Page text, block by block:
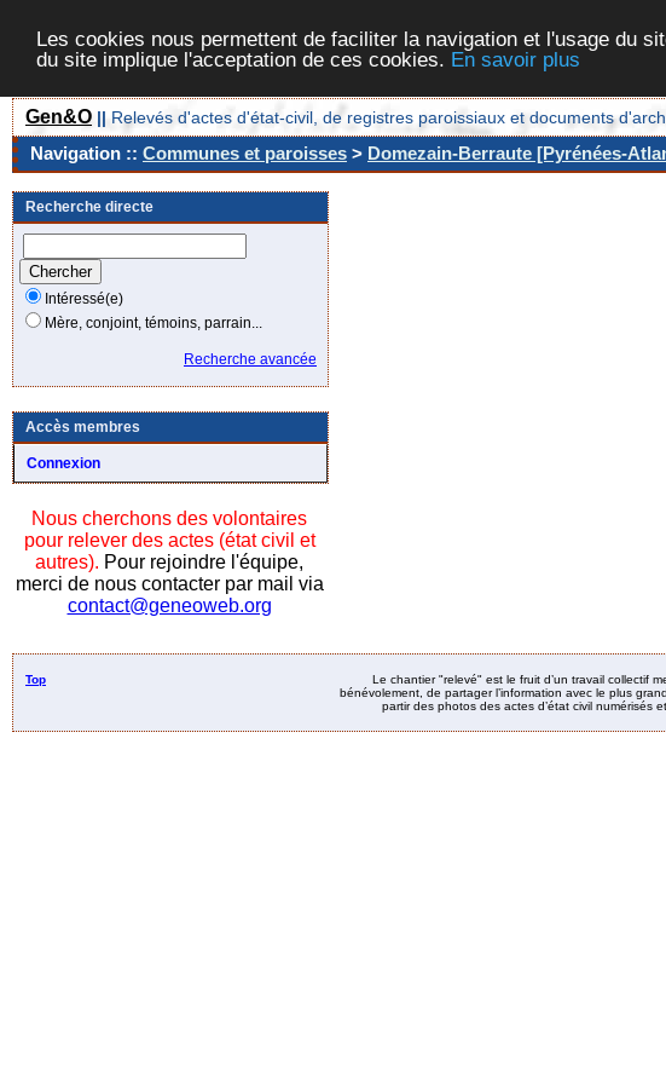
Les cookies nous permettent de faciliter la navigation et l'usage du
du site implique l'acceptation de ces cookies. En savoir plus
Gen&O || Relevés d'actes d'état-civil, de registres paroissiaux et documents
Navigation :: Communes et paroisses > Domezain-Berraute [Pyrénées-
Recherche directe
Intéressé(e)
Mère, conjoint, témoins, parrain...
Recherche avancée
Accès membres
Connexion
Nous cherchons des volontaires
pour relever des actes (état civil et
autres). Pour rejoindre l'équipe,
merci de nous contacter par mail via
contact@geneoweb.org
Top
Le chantier "relevé" est le fruit d’un travail collectif
bénévolement, de partager l’information avec le plus
partir des photos des actes d’état civil numérisés